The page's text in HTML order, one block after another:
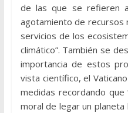
de las que se refieren
agotamiento de recursos
servicios de los
climático”. También se
importancia de estos
vista científico, el
medidas recordando que
moral de legar un planeta